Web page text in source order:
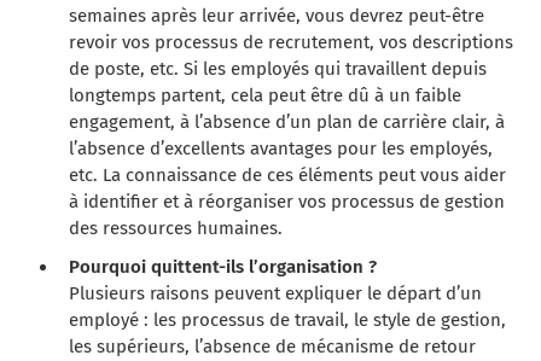
semaines après leur arrivée, vous devrez peut-être
revoir vos processus de recrutement, vos descriptions
de poste, etc. Si les employés qui travaillent depuis
longtemps partent, cela peut être dû à un faible
engagement, à l’absence d’un plan de carrière clair, à
l’absence d’excellents avantages pour les employés,
etc. La connaissance de ces éléments peut vous aider
à identifier et à réorganiser vos processus de gestion
des ressources humaines.
Pourquoi quittent-ils l’organisation ?
Plusieurs raisons peuvent expliquer le départ d’un
employé : les processus de travail, le style de gestion,
les supérieurs, l’absence de mécanisme de retour